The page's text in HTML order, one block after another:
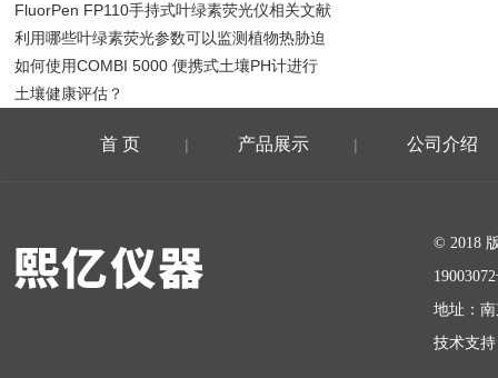
FluorPen FP110手持式叶绿素荧光仪相关文献
利用哪些叶绿素荧光参数可以监测植物热胁迫
如何使用COMBI 5000 便携式土壤PH计进行
土壤健康评估？
首 页 | 产品展示 | 公司介绍
© 2018
地址：
技术支